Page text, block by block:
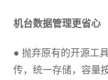
机台数据管理更省心
● 抛弃原有的开源工
传，统一存储，容量